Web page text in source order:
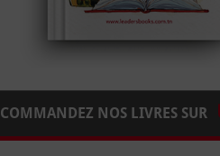
COMMANDEZ NOS LIVRES SUR